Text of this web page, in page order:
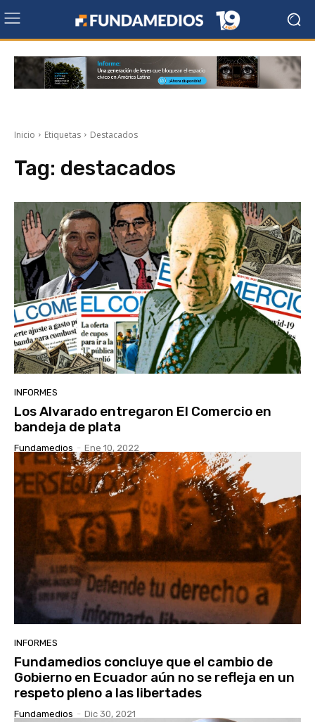
Inicio Etiquetas Destacados
Tag: destacados
INFORMES
Los Alvarado entregaron El Comercio en
bandeja de plata
Fundamedios - Ene 10, 2022
INFORMES
Fundamedios concluye que el cambio de
Gobierno en Ecuador aún no se refleja en un
respeto pleno a las libertades
Fundamedios - Dic 30, 2021